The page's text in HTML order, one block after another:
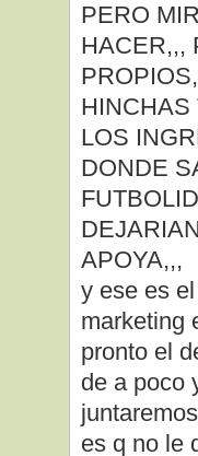
PERO
HACER,,,
HINCHAS
LOS
DONDE
APOYA,,,
y ese es
marketing
pronto el
de a poco
es q no le